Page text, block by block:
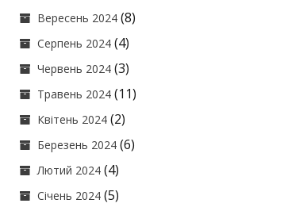
Вересень 2024 (8)
Серпень 2024 (4)
Червень 2024 (3)
Травень 2024 (11)
Квітень 2024 (2)
Березень 2024 (6)
Лютий 2024 (4)
Січень 2024 (5)